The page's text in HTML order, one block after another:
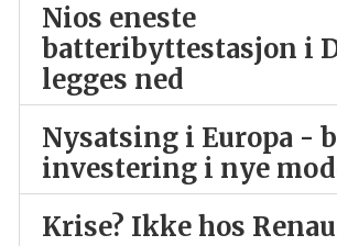
Nios eneste
batteribyttestasjon i
legges ned
Nysatsing i Europa -
investering i nye
Krise? Ikke hos